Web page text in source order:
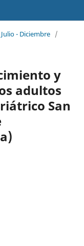
- Diciembre /
y
adultos
San